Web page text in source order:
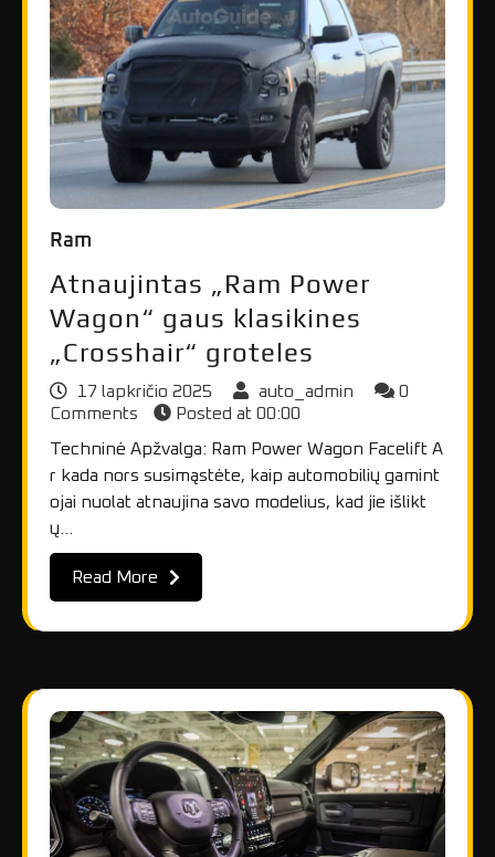
Ram
Atnaujintas „Ram Power
Wagon“ gaus klasikines
„Crosshair“ groteles
17 lapkričio 2025 auto_admin
0
Comments
Posted at 00:00
Techninė Apžvalga: Ram Power Wagon Facelift A
r kada nors susimąstėte, kaip automobilių gamint
ojai nuolat atnaujina savo modelius, kad jie išlikt
ų…
Read More